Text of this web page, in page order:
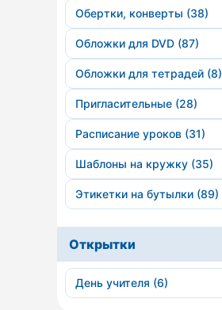
Обертки, конверты (38)
Обложки для DVD (87)
Обложки для тетрадей (8)
Пригласительные (28)
Расписание уроков (31)
Шаблоны на кружку (35)
Этикетки на бутылки (89)
Открытки
День учителя (6)